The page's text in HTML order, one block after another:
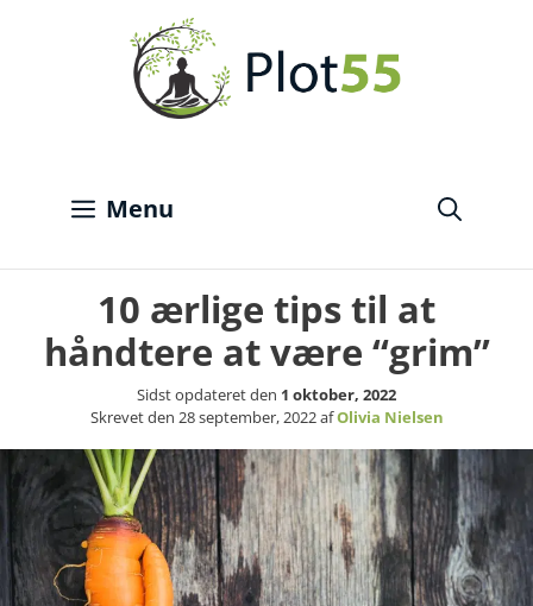
Menu
10 ærlige tips til at
håndtere at være “grim”
Sidst opdateret den 1 oktober, 2022
Skrevet den 28 september, 2022afOlivia Nielsen